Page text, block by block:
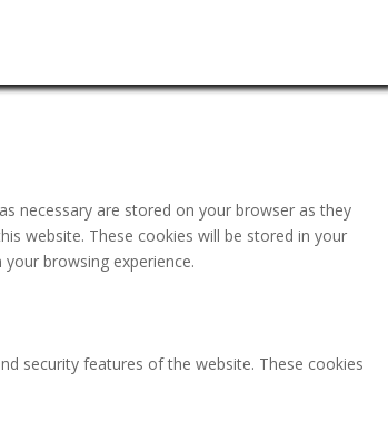
necessary are stored on your browser as they
website. These cookies will be stored in your
browsing experience.
security features of the website. These cookies